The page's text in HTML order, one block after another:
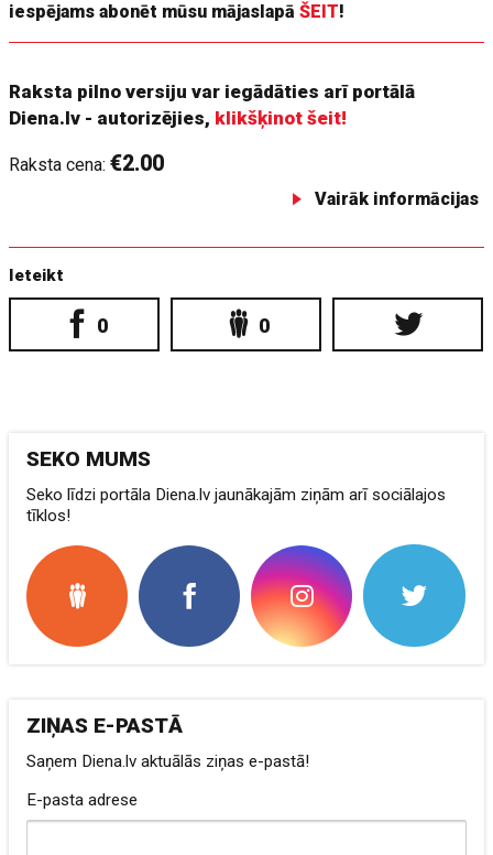
iespējams abonēt mūsu mājaslapāŠEIT!
Raksta pilno versiju var iegādāties arī portālā
Diena.lv - autorizējies, klikšķinot šeit!
Raksta cena:€2.00
Vairāk informācijas
Ieteikt
0 0
SEKO MUMS
Seko līdzi portāla Diena.lv jaunākajām ziņām arī sociālajos
tīklos!
ZIŅAS E-PASTĀ
Saņem Diena.lv aktuālās ziņas e-pastā!
E-pasta adrese